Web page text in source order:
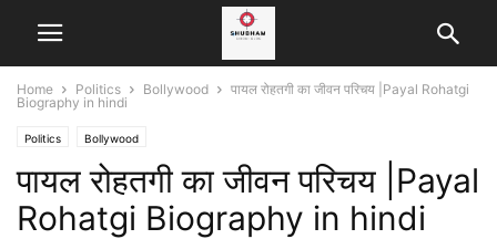
Home Politics Bollywood
पायल रोहतगी का जीवन परिचय |Payal Rohatgi
Biography in hindi
Politics Bollywood
पायल रोहतगी का जीवन परिचय |Payal
Rohatgi Biography in hindi